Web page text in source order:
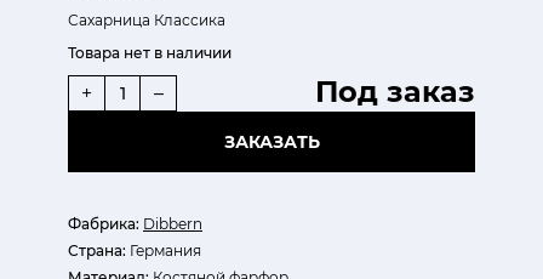
Сахарница Классика
Фабрика: Dibbern
Страна: Германия
Товара нет в наличии
Под заказ
+ –
ЗАКАЗАТЬ